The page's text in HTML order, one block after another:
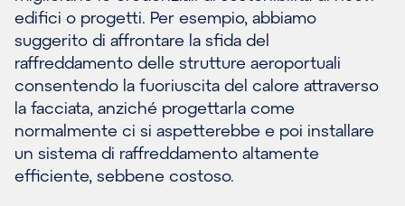
edifici o progetti. Per esempio, abbiamo
suggerito di affrontare la sfida del
raffreddamento delle strutture aeroportuali
consentendo la fuoriuscita del calore attraverso
la facciata, anziché progettarla come
normalmente ci si aspetterebbe e poi installare
un sistema di raffreddamento altamente
efficiente, sebbene costoso.